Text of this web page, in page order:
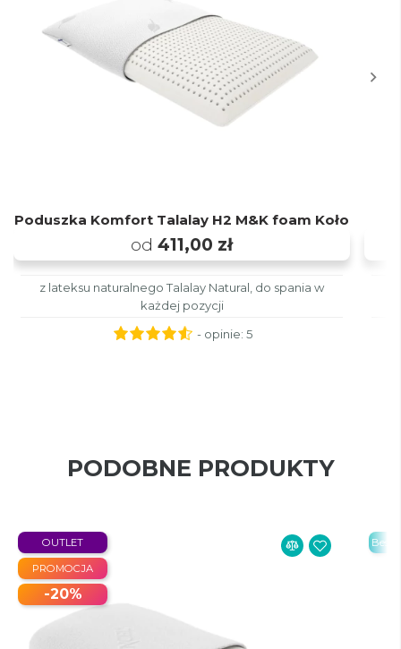
Poduszka Komfort Talalay H2 M&K foam Koło
od 411,00 zł
z lateksu naturalnego Talalay Natural, do spania w
każdej pozycji
- opinie: 5
PODOBNE PRODUKTY
PROMOCJA
-20%
OUTLET